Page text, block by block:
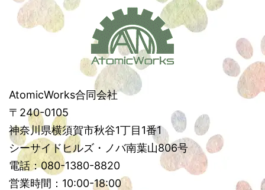
AtomicWorks合同会社
〒240-0105
神奈川県横須賀市秋谷1丁目1番1
シーサイドヒルズ・ノバ南葉山806号
電話：080-1380-8820
営業時間：10:00-18:00